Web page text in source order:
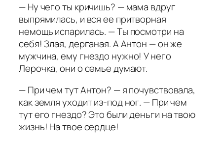
— Ну чего ты кричишь? — мама вдруг
выпрямилась, и вся ее притворная
немощь испарилась. — Ты посмотри на
себя! Злая, дерганая. А Антон — он же
мужчина, ему гнездо нужно! У него
Лерочка, они о семье думают.
— При чем тут Антон? — я почувствовала,
как земля уходит из-под ног. — При чем
тут его гнездо? Это были деньги на твою
жизнь! На твое сердце!